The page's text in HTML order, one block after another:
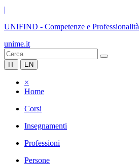
|
UNIFIND - Competenze e Professionalità
unime.it
IT EN
×
Home
Corsi
Insegnamenti
Professioni
Persone